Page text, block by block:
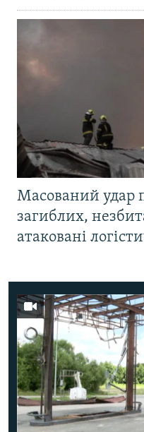
Масований удар
загиблих,
атаковані